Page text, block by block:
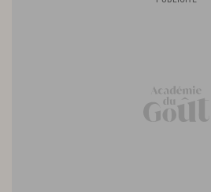
200 g de fromage blanc à 0% MG